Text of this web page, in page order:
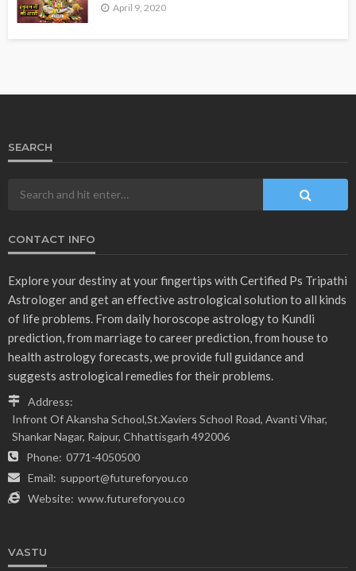
April 9, 2020
SEARCH
CONTACT INFO
Explore your destiny at your fingertips with Certified Ps Tripathi
Astrologer and get an effective astrological solution to all kinds
of life problems. From daily horoscope astrology to Kundli
prediction, from marriage to career prediction, from house to
health astrology forecasts, we provide full guidance and
suggests astrological remedies for their problems.
Address:
Infront Of Akansha School,St.Xaviers School Road, Avanti Vihar,
Shankar Nagar, Raipur, Chhattisgarh 492006
Phone: 0771-4050500
Email: support@futureforyou.co
Website: www.futureforyou.co
VASTU